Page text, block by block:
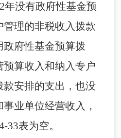
年没有政府性基金预
理的非税收入拨款
政府性基金预算拨
预算收入和纳入专户
安排的支出 ， 也没
事业单位经营收入 ，
33表为空。